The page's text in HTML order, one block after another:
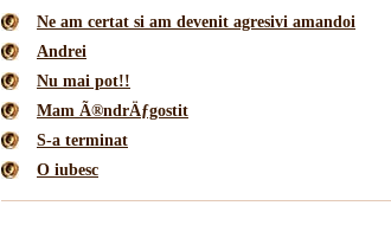
Ne am certat si am devenit agresivi amandoi
Andrei
Nu mai pot!!
Mam Ã®ndrÄƒgostit
S-a terminat
O iubesc